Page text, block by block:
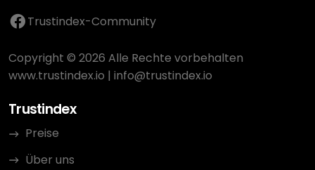
Trustindex-Community
Copyright © 2026 Alle Rechte vorbehalten
www.trustindex.io | info@trustindex.io
Trustindex
Preise
Über uns